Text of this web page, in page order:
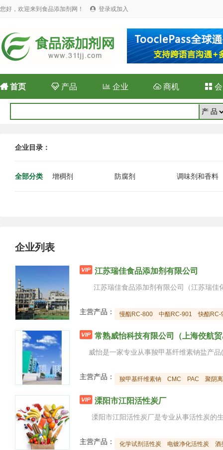
您好，欢迎来到食品添加剂网！  登录或加入
首页 产品 企业  商机 
企业目录：
全部分类 增稠剂 防腐剂 调味剂和香料
企业列表
 江苏瑞佳食品添加剂有限公司
主营产品： 慢酯RC-800 中酯RC-901 快酯RC-
 常熟威怡科技有限公司（上海佼航
主营产品： 羧甲基纤维素钠 CMC PAC 聚阴
 溧阳市江阳活性炭厂
主营产品： 化学试剂活性炭 电镀净化活性炭 酒